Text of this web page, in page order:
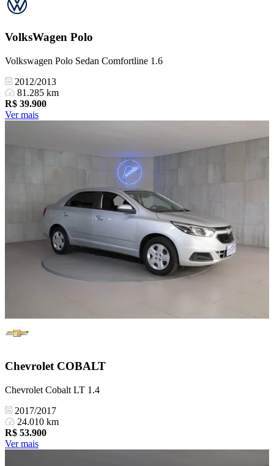
VolksWagen Polo
Volkswagen Polo Sedan Comfortline 1.6
2012/2013
81.285 km
R$ 39.900
Ver mais
Chevrolet COBALT
Chevrolet Cobalt LT 1.4
2017/2017
24.010 km
R$ 53.900
Ver mais